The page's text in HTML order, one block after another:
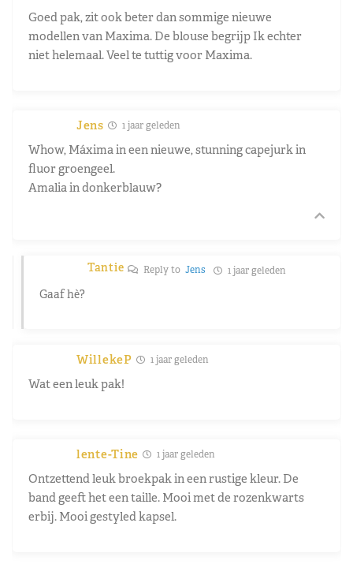
Goed pak, zit ook beter dan sommige nieuwe
modellen van Maxima. De blouse begrijp Ik echter
niet helemaal. Veel te tuttig voor Maxima.
Jens 1 jaar geleden
Whow, Máxima in een nieuwe, stunning capejurk in
fluor groengeel.
Amalia in donkerblauw?
Tantie Reply toJens 1 jaar geleden
Gaaf hè?
WillekeP 1 jaar geleden
Wat een leuk pak!
lente-Tine 1 jaar geleden
Ontzettend leuk broekpak in een rustige kleur. De
band geeft het een taille. Mooi met de rozenkwarts
erbij. Mooi gestyled kapsel.